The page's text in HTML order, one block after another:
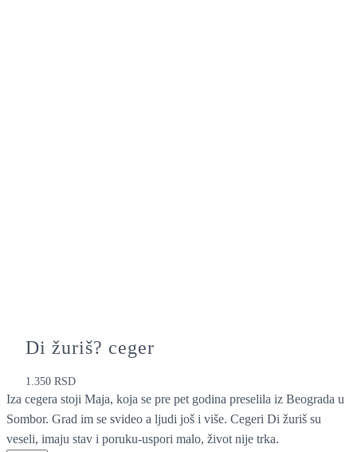
Di žuriš? ceger
1.350RSD
Iza cegera stoji Maja, koja se pre pet godina preselila iz Beograda u
Sombor. Grad im se svideo a ljudi još i više. Cegeri Di žuriš su
veseli, imaju stav i poruku-uspori malo, život nije trka.